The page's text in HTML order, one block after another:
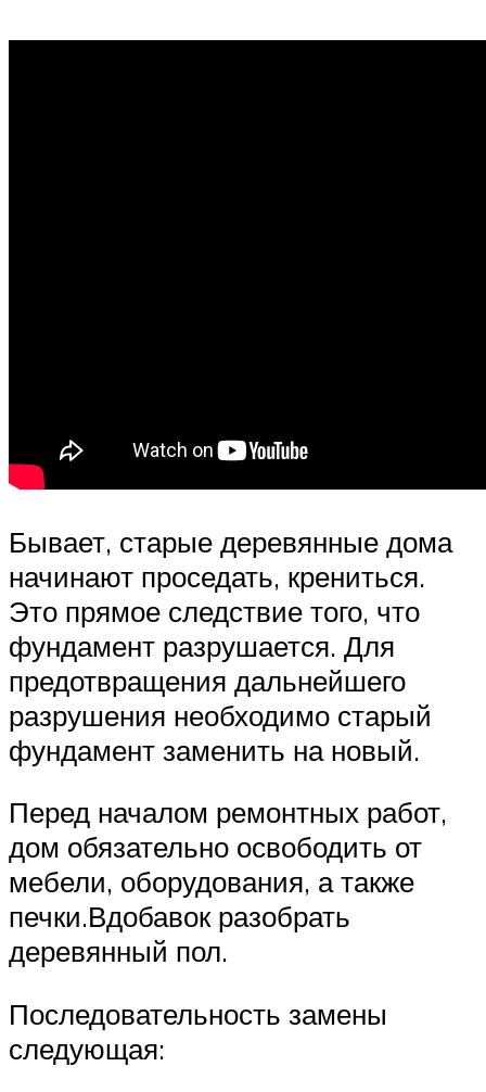
Бывает, старые деревянные дома
начинают проседать, крениться.
Это прямое следствие того, что
фундамент разрушается. Для
предотвращения дальнейшего
разрушения необходимо старый
фундамент заменить на новый.
Перед началом ремонтных работ,
дом обязательно освободить от
мебели, оборудования, а также
печки.Вдобавок разобрать
деревянный пол.
Последовательность замены
следующая: